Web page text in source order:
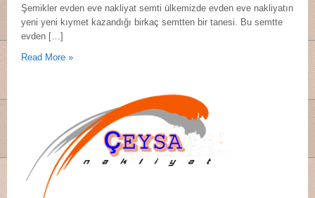
Şemikler evden eve nakliyat semti ülkemizde evden eve nakliyatın
yeni yeni kıymet kazandığı birkaç semtten bir tanesi. Bu semtte
evden […]
Read More »